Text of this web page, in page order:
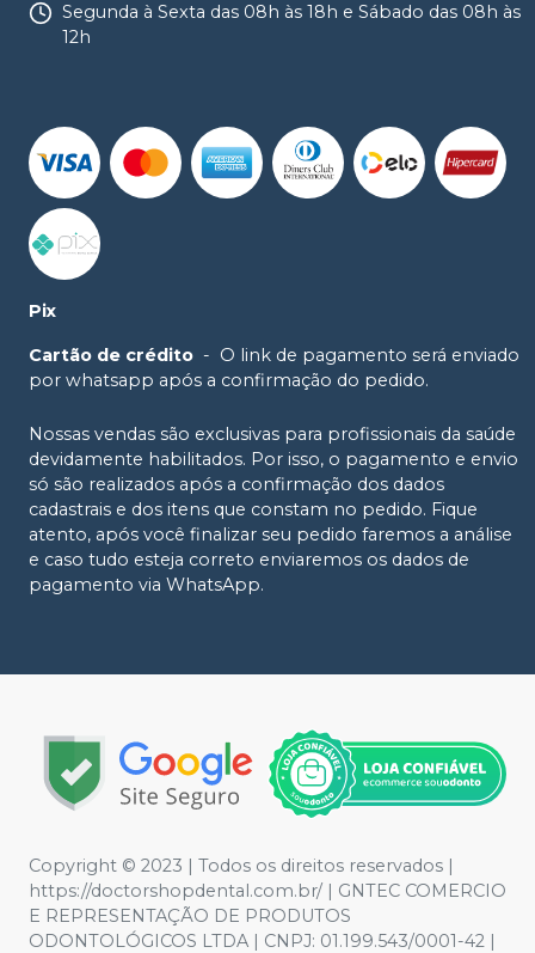
Segunda à Sexta das 08h às 18h e Sábado das 08h às
12h
Pix
Cartão de crédito - O link de pagamento será enviado
por whatsapp após a confirmação do pedido.
Nossas vendas são exclusivas para profissionais da saúde
devidamente habilitados. Por isso, o pagamento e envio
só são realizados após a confirmação dos dados
cadastrais e dos itens que constam no pedido. Fique
atento, após você finalizar seu pedido faremos a análise
e caso tudo esteja correto enviaremos os dados de
pagamento via WhatsApp.
Copyright © 2023 | Todos os direitos reservados |
https://doctorshopdental.com.br/ | GNTEC COMERCIO
E REPRESENTAÇÃO DE PRODUTOS
ODONTOLÓGICOS LTDA | CNPJ: 01.199.543/0001-42 |